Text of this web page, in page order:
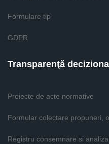
Formulare tip
GDPR
Transparenţă
Proiecte de acte normative
Formular colectare propuneri,
Registru consemnare si